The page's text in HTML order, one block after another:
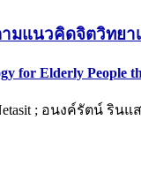
มแนวคิดจิตวิทยา
for Elderly People
; อนงค์รัตน์ รินแส